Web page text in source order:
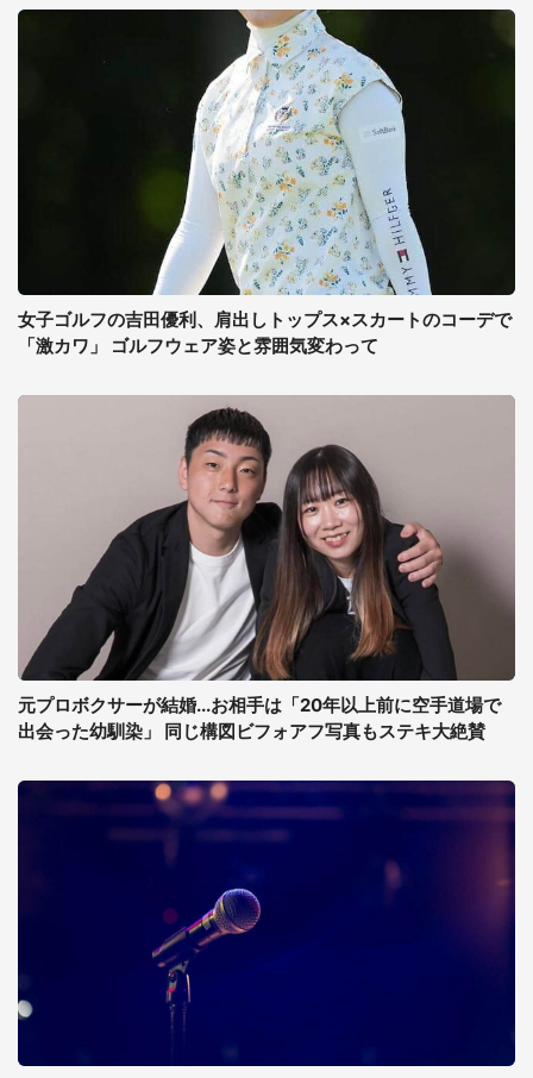
女子ゴルフの吉田優利、肩出しトップス×スカートのコーデで
「激カワ」 ゴルフウェア姿と雰囲気変わって
元プロボクサーが結婚...お相手は「20年以上前に空手道場で
出会った幼馴染」 同じ構図ビフォアフ写真もステキ大絶賛